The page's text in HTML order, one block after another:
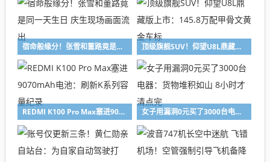
宿命般缘分！张雪和董路竟是同一天生日 庆生现场画面流出 顶级旗舰SUV！仰望U8L鼎藏版上市：145.8万配甲骨文黄金车标
REDMI K100 Pro Max塞进9070mAh电池：刷新K系列容量纪录 女子用漏洞0元买了3000台电器：货物堆积如山 8小时才清点完